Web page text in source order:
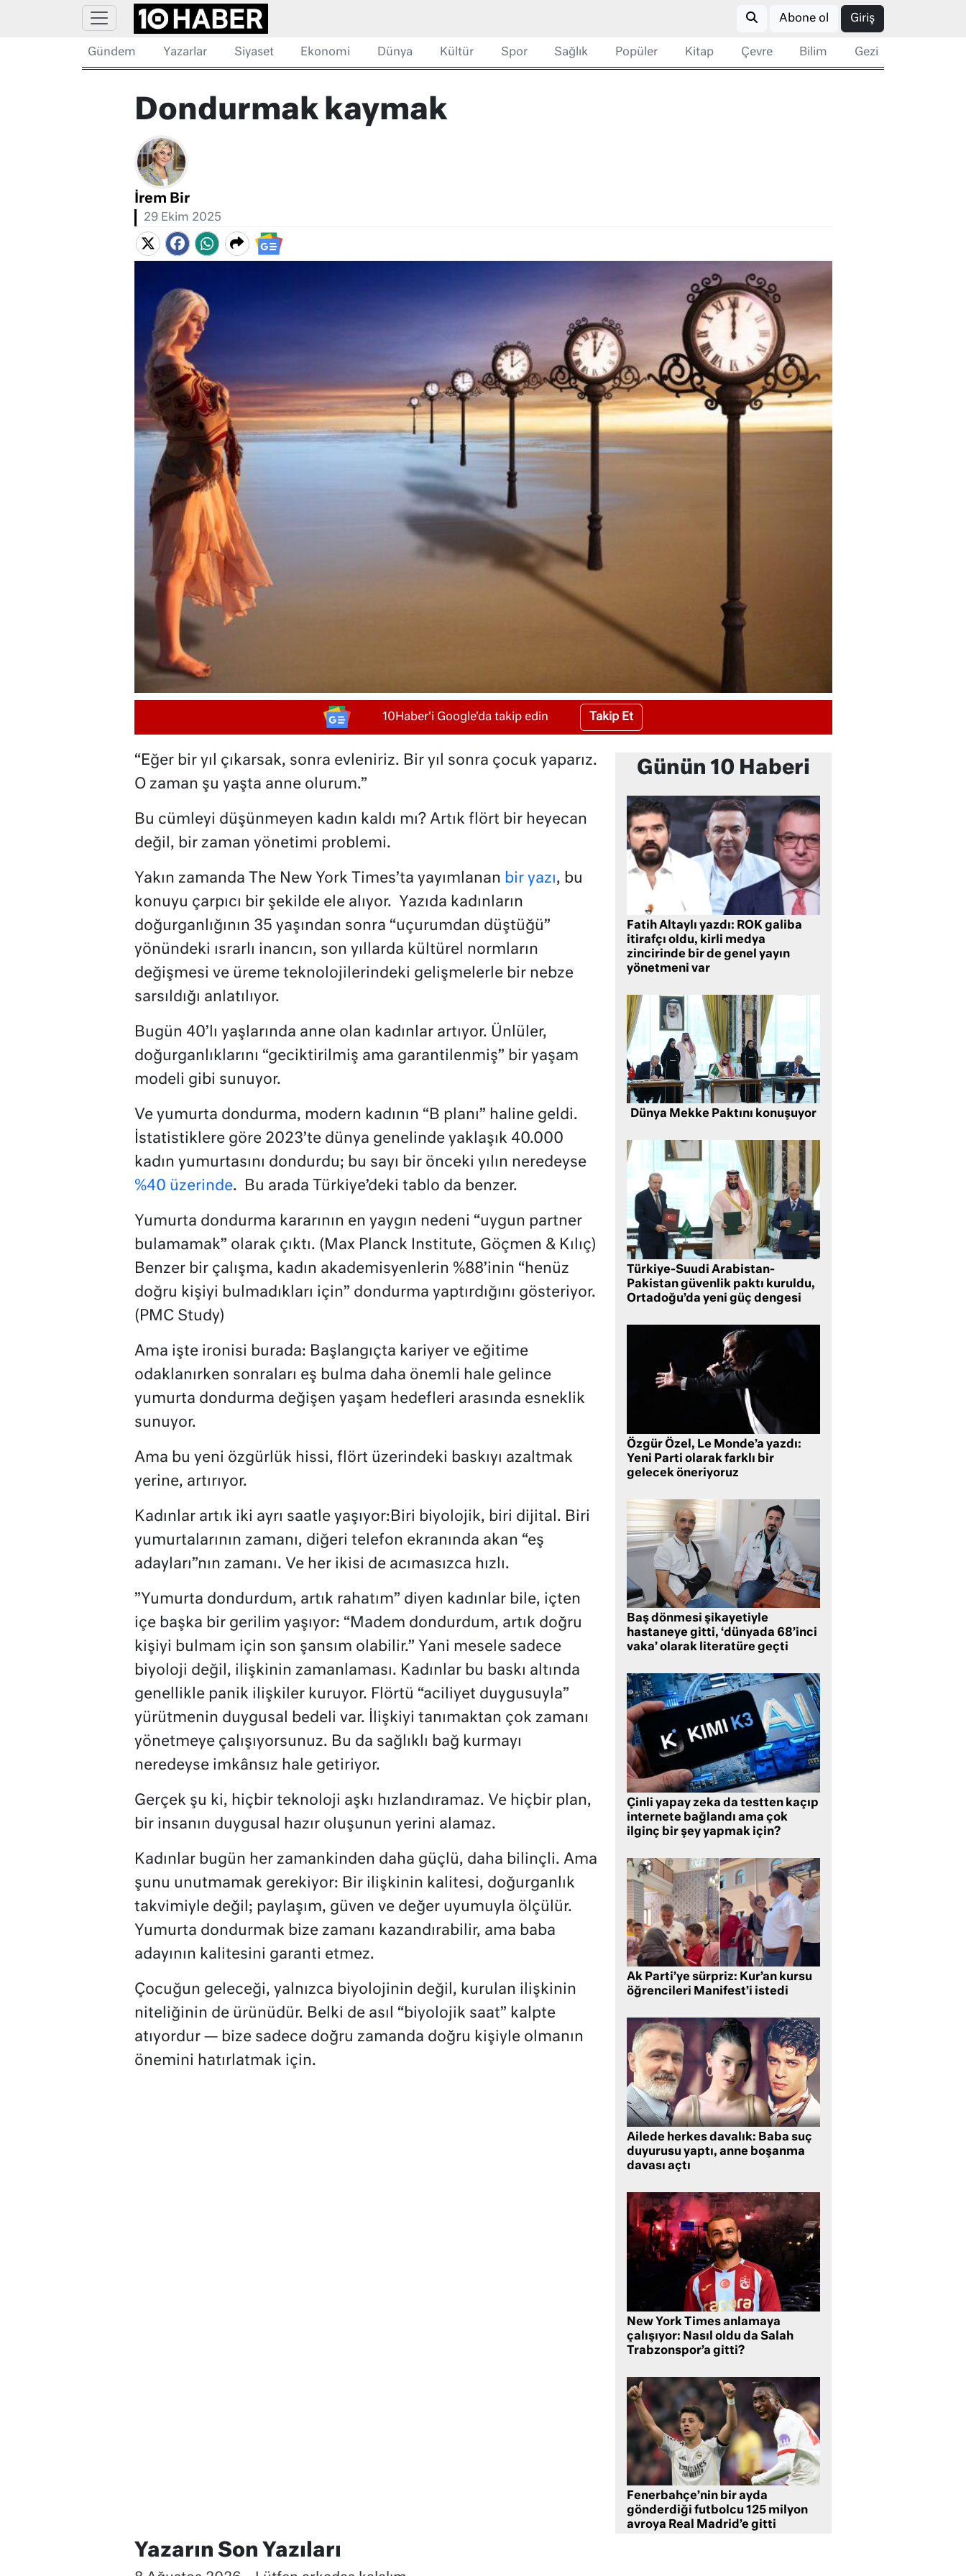
Abone ol Giriş
Gündem Yazarlar Siyaset Ekonomi Dünya Kültür Spor Sağlık Popüler Kitap Çevre Bilim Gezi
Dondurmak kaymak
İrem Bir
29 Ekim 2025
10Haber'i Google'da takip edin Takip Et
“Eğer bir yıl çıkarsak, sonra evleniriz. Bir yıl sonra çocuk yaparız.
O zaman şu yaşta anne olurum.”
Bu cümleyi düşünmeyen kadın kaldı mı? Artık flört bir heyecan
değil, bir zaman yönetimi problemi.
Yakın zamanda The New York Times’ta yayımlanan bir yazı, bu
konuyu çarpıcı bir şekilde ele alıyor. Yazıda kadınların
doğurganlığının 35 yaşından sonra “uçurumdan düştüğü”
yönündeki ısrarlı inancın, son yıllarda kültürel normların
değişmesi ve üreme teknolojilerindeki gelişmelerle bir nebze
sarsıldığı anlatılıyor.
Bugün 40’lı yaşlarında anne olan kadınlar artıyor. Ünlüler,
doğurganlıklarını “geciktirilmiş ama garantilenmiş” bir yaşam
modeli gibi sunuyor.
Ve yumurta dondurma, modern kadının “B planı” haline geldi.
İstatistiklere göre 2023’te dünya genelinde yaklaşık 40.000
kadın yumurtasını dondurdu; bu sayı bir önceki yılın neredeyse
%40 üzerinde. Bu arada Türkiye’deki tablo da benzer.
Yumurta dondurma kararının en yaygın nedeni “uygun partner
bulamamak” olarak çıktı. (Max Planck Institute, Göçmen & Kılıç)
Benzer bir çalışma, kadın akademisyenlerin %88’inin “henüz
doğru kişiyi bulmadıkları için” dondurma yaptırdığını gösteriyor.
(PMC Study)
Ama işte ironisi burada: Başlangıçta kariyer ve eğitime
odaklanırken sonraları eş bulma daha önemli hale gelince
yumurta dondurma değişen yaşam hedefleri arasında esneklik
sunuyor.
Ama bu yeni özgürlük hissi, flört üzerindeki baskıyı azaltmak
yerine, artırıyor.
Kadınlar artık iki ayrı saatle yaşıyor:Biri biyolojik, biri dijital. Biri
yumurtalarının zamanı, diğeri telefon ekranında akan “eş
adayları”nın zamanı. Ve her ikisi de acımasızca hızlı.
”Yumurta dondurdum, artık rahatım” diyen kadınlar bile, içten
içe başka bir gerilim yaşıyor: “Madem dondurdum, artık doğru
kişiyi bulmam için son şansım olabilir.” Yani mesele sadece
biyoloji değil, ilişkinin zamanlaması. Kadınlar bu baskı altında
genellikle panik ilişkiler kuruyor. Flörtü “aciliyet duygusuyla”
yürütmenin duygusal bedeli var. İlişkiyi tanımaktan çok zamanı
yönetmeye çalışıyorsunuz. Bu da sağlıklı bağ kurmayı
neredeyse imkânsız hale getiriyor.
Gerçek şu ki, hiçbir teknoloji aşkı hızlandıramaz. Ve hiçbir plan,
bir insanın duygusal hazır oluşunun yerini alamaz.
Kadınlar bugün her zamankinden daha güçlü, daha bilinçli. Ama
şunu unutmamak gerekiyor: Bir ilişkinin kalitesi, doğurganlık
takvimiyle değil; paylaşım, güven ve değer uyumuyla ölçülür.
Yumurta dondurmak bize zamanı kazandırabilir, ama baba
adayının kalitesini garanti etmez.
Çocuğun geleceği, yalnızca biyolojinin değil, kurulan ilişkinin
niteliğinin de ürünüdür. Belki de asıl “biyolojik saat” kalpte
atıyordur — bize sadece doğru zamanda doğru kişiyle olmanın
önemini hatırlatmak için.
Günün 10 Haberi
Fatih Altaylı yazdı: ROK galiba
itirafçı oldu, kirli medya
zincirinde bir de genel yayın
yönetmeni var
Dünya Mekke Paktını konuşuyor
Türkiye-Suudi Arabistan-
Pakistan güvenlik paktı kuruldu,
Ortadoğu’da yeni güç dengesi
Özgür Özel, Le Monde’a yazdı:
Yeni Parti olarak farklı bir
gelecek öneriyoruz
Baş dönmesi şikayetiyle
hastaneye gitti, ‘dünyada 68’inci
vaka’ olarak literatüre geçti
Çinli yapay zeka da testten kaçıp
internete bağlandı ama çok
ilginç bir şey yapmak için?
Ak Parti’ye sürpriz: Kur’an kursu
öğrencileri Manifest’i istedi
Ailede herkes davalık: Baba suç
duyurusu yaptı, anne boşanma
davası açtı
New York Times anlamaya
çalışıyor: Nasıl oldu da Salah
Trabzonspor’a gitti?
Fenerbahçe’nin bir ayda
gönderdiği futbolcu 125 milyon
avroya Real Madrid’e gitti
Yazarın Son Yazıları